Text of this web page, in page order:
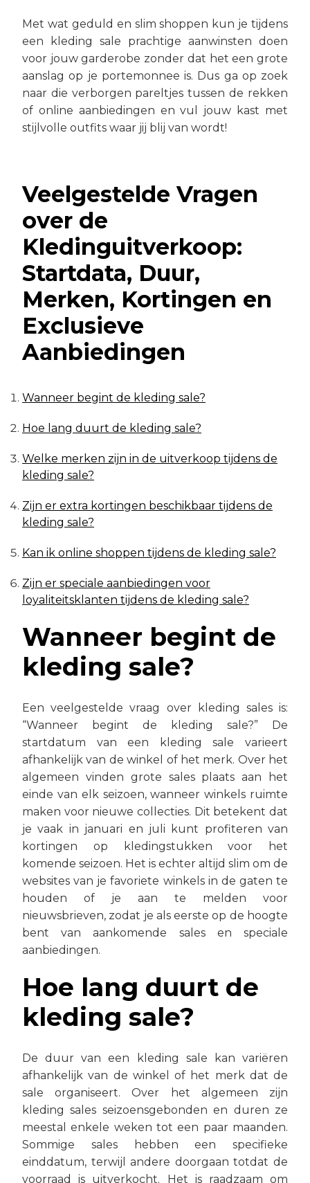
Met wat geduld en slim shoppen kun je tijdens
een kleding sale prachtige aanwinsten doen
voor jouw garderobe zonder dat het een grote
aanslag op je portemonnee is. Dus ga op zoek
naar die verborgen pareltjes tussen de rekken
of online aanbiedingen en vul jouw kast met
stijlvolle outfits waar jij blij van wordt!
Veelgestelde Vragen
over de
Kledinguitverkoop:
Startdata, Duur,
Merken, Kortingen en
Exclusieve
Aanbiedingen
Wanneer begint de kleding sale?
Hoe lang duurt de kleding sale?
Welke merken zijn in de uitverkoop tijdens de
kleding sale?
Zijn er extra kortingen beschikbaar tijdens de
kleding sale?
Kan ik online shoppen tijdens de kleding sale?
Zijn er speciale aanbiedingen voor
loyaliteitsklanten tijdens de kleding sale?
Wanneer begint de
kleding sale?
Een veelgestelde vraag over kleding sales is:
“Wanneer begint de kleding sale?” De
startdatum van een kleding sale varieert
afhankelijk van de winkel of het merk. Over het
algemeen vinden grote sales plaats aan het
einde van elk seizoen, wanneer winkels ruimte
maken voor nieuwe collecties. Dit betekent dat
je vaak in januari en juli kunt profiteren van
kortingen op kledingstukken voor het
komende seizoen. Het is echter altijd slim om de
websites van je favoriete winkels in de gaten te
houden of je aan te melden voor
nieuwsbrieven, zodat je als eerste op de hoogte
bent van aankomende sales en speciale
aanbiedingen.
Hoe lang duurt de
kleding sale?
De duur van een kleding sale kan variëren
afhankelijk van de winkel of het merk dat de
sale organiseert. Over het algemeen zijn
kleding sales seizoensgebonden en duren ze
meestal enkele weken tot een paar maanden.
Sommige sales hebben een specifieke
einddatum, terwijl andere doorgaan totdat de
voorraad is uitverkocht. Het is raadzaam om